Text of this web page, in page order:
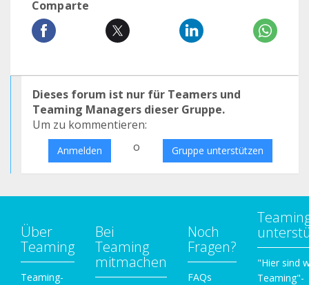
Comparte
Dieses forum ist nur für Teamers und
Teaming Managers dieser Gruppe.
Um zu kommentieren:
Anmelden o Gruppe unterstützen
Über
Teaming
Teaming-
Bei
Teaming
mitmachen
Noch
Fragen?
FAQs
"Hier sind
Teaming"-